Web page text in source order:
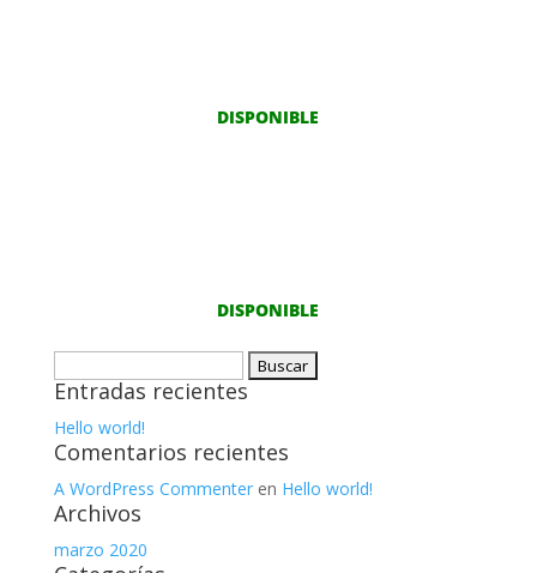
DISPONIBLE
DISPONIBLE
Entradas recientes
Hello world!
Comentarios recientes
A WordPress Commenteren Hello world!
Archivos
marzo 2020